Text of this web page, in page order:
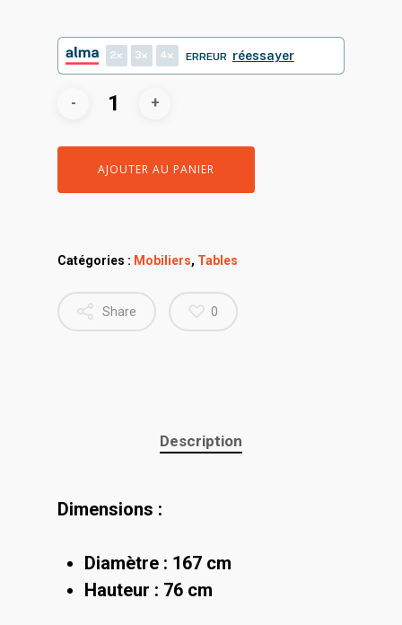
2 3 4 ERREUR réessayer
AJOUTER AU PANIER
Catégories : Mobiliers, Tables
Share 0
Description
Dimensions :
Diamètre : 167 cm
Hauteur : 76 cm